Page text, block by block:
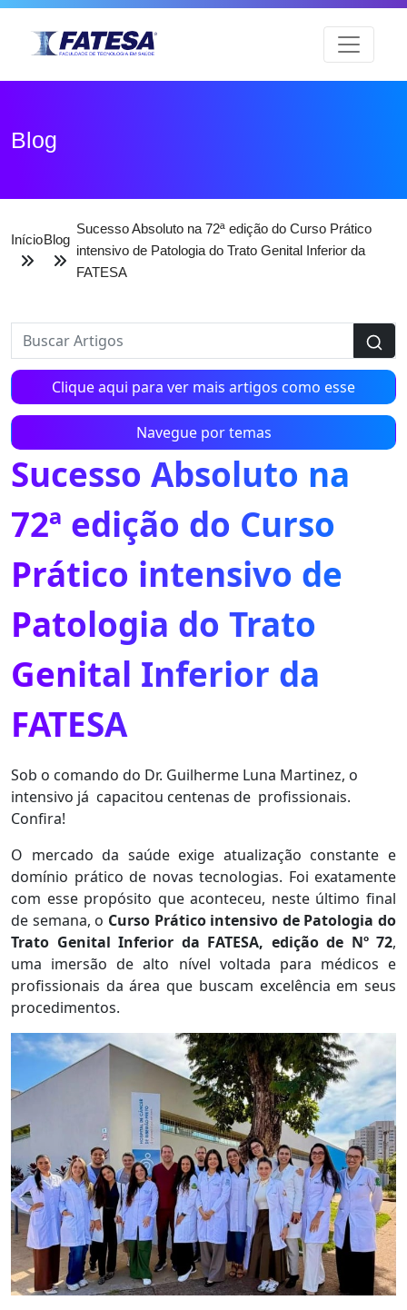
Blog
InícioBlog
Sucesso Absoluto na 72ª edição do Curso Prático
intensivo de Patologia do Trato Genital Inferior da
FATESA
Clique aqui para ver mais artigos como esse
Navegue por temas
Sucesso Absoluto na
72ª edição do Curso
Prático intensivo de
Patologia do Trato
Genital Inferior da
FATESA
Sob o comando do Dr. Guilherme Luna Martinez, o
intensivo já capacitou centenas de profissionais.
Confira!
O mercado da saúde exige atualização constante e
domínio prático de novas tecnologias. Foi exatamente
com esse propósito que aconteceu, neste último final
de semana, o Curso Prático intensivo de Patologia do
Trato Genital Inferior da FATESA, edição de Nº 72,
uma imersão de alto nível voltada para médicos e
profissionais da área que buscam excelência em seus
procedimentos.